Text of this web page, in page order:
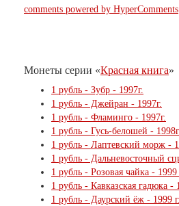
comments powered by HyperComments
Монеты серии «Красная книга»
1 рубль - Зубр - 1997г.
1 рубль - Джейран - 1997г.
1 рубль - Фламинго - 1997г.
1 рубль - Гусь-белошей - 1998г.
1 рубль - Лаптевский морж -
1 рубль - Дальневосточный
1 рубль - Розовая чайка - 1999
1 рубль - Кавказская гадюка -
1 рубль - Даурский ёж - 1999 г.